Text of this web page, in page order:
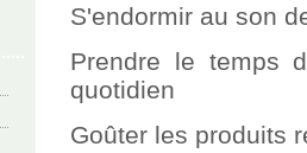
S'endormir au son
Prendre le temps
quotidien
Goûter les produits